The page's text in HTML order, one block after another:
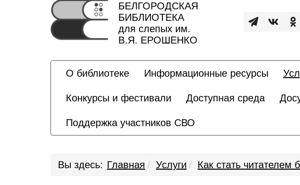
БЕЛГОРОДСКАЯ
БИБЛИОТЕКА
для слепых им.
В.Я. ЕРОШЕНКО
О библиотеке Информационные ресурсы
Конкурсы и фестивали Доступная среда
Поддержка участников СВО
Вы здесь: Главная Услуги Как стать читателем